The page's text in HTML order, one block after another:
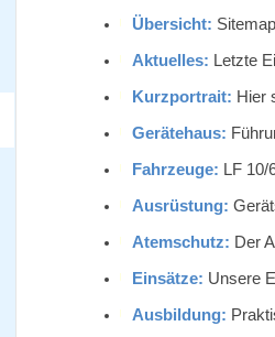
Übersicht:
Aktuelles: Letzte
Kurzportrait: Hier
Gerätehaus:
Fahrzeuge: LF 10/
Ausrüstung:
Atemschutz: Der
Einsätze: Unsere
Ausbildung: